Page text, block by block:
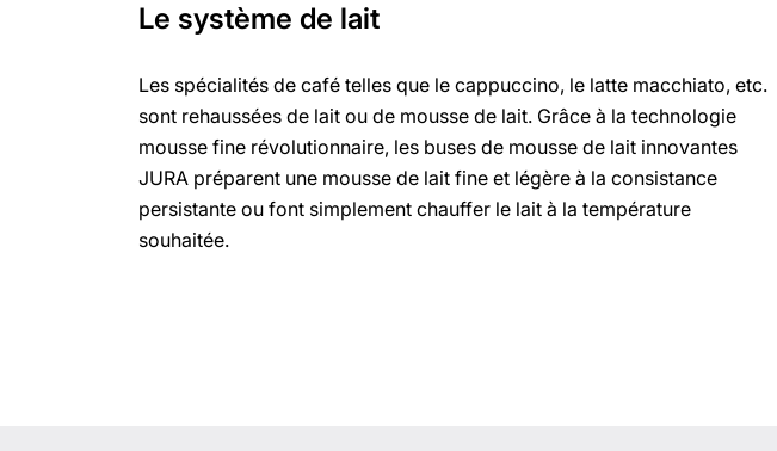
Le système de lait
Les spécialités de café telles que le cappuccino, le latte macchiato, etc.
sont rehaussées de lait ou de mousse de lait. Grâce à la technologie
mousse fine révolutionnaire, les buses de mousse de lait innovantes
JURA préparent une mousse de lait fine et légère à la consistance
persistante ou font simplement chauffer le lait à la température
souhaitée.